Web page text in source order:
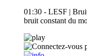
01:30 - LESF |
bruit constant du